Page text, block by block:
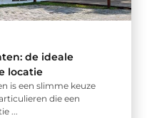
de ideale
locatie
is een slimme keuze
die een
...